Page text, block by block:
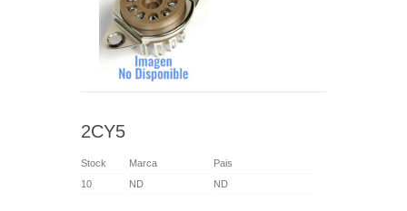
2CY5
Stock Marca
Pais
10
ND ND